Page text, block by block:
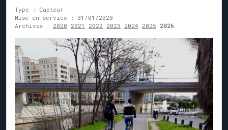
Type : Capteur
Mise en service : 01/01/2020
Archives : 2020 2021 2022 2023 2024 2025 2026